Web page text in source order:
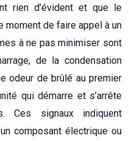
rien d’évident et que le
moment de faire appel à un
à ne pas minimiser sont
de la condensation
odeur de brûlé au premier
qui démarre et s’arrête
Ces signaux indiquent
composant électrique ou